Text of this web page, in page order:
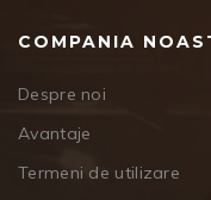
COMPANIA
Despre noi
Avantaje
Termeni de utilizare